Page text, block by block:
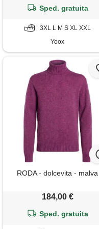
Sped. gratuita
3XL L M S XL XXL
Yoox
RODA - dolcevita - malva
184,00 €
Sped. gratuita